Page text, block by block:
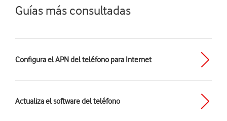
Guías más consultadas
Configura el APN del teléfono para Internet
Actualiza el software del teléfono